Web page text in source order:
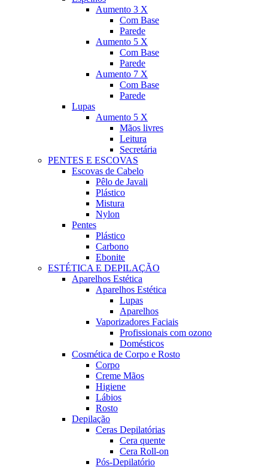
Aumento 3 X
Com Base
Parede
Aumento 5 X
Com Base
Parede
Aumento 7 X
Com Base
Parede
Lupas
Aumento 5 X
Mãos livres
Leitura
Secretária
PENTES E ESCOVAS
Escovas de Cabelo
Pêlo de Javali
Plástico
Mistura
Nylon
Pentes
Plástico
Carbono
Ebonite
ESTÉTICA E DEPILAÇÃO
Aparelhos Estética
Aparelhos Estética
Lupas
Aparelhos
Vaporizadores Faciais
Profissionais com ozono
Domésticos
Cosmética de Corpo e Rosto
Corpo
Creme Mãos
Higiene
Lábios
Rosto
Depilação
Ceras Depilatórias
Cera quente
Cera Roll-on
Pós-Depilatório